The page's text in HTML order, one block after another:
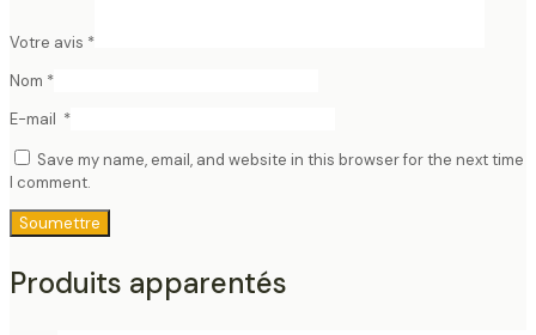
Votre avis *
Nom *
E-mail *
Save my name, email, and website in this browser for the next time
I comment.
Produits apparentés